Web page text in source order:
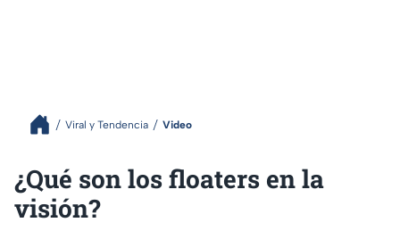
Viral y Tendencia Video
¿Qué son los floaters en la
visión?